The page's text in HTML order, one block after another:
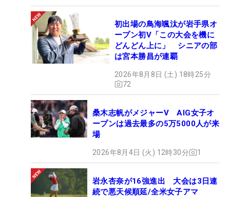
初出場の鳥海颯汰が岩手県オ
ープン初V「この大会を機に
どんどん上に」 シニアの部
は宮本勝昌が連覇
2026年8月8日 (土) 18時25分
72
桑木志帆がメジャーV AIG女子オ
ープンは過去最多の5万5000人が来
場
2026年8月4日 (火) 12時30分 1
岩永杏奈が16強進出 大会は3日連
続で悪天候順延/全米女子アマ